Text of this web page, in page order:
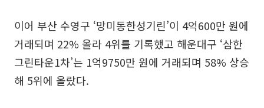
이어 부산 수영구 ‘망미동한성기린’이 4억600만 원에
거래되며 22% 올라 4위를 기록했고 해운대구 ‘삼한
그린타운1차’는 1억9750만 원에 거래되며 58% 상승
해 5위에 올랐다.